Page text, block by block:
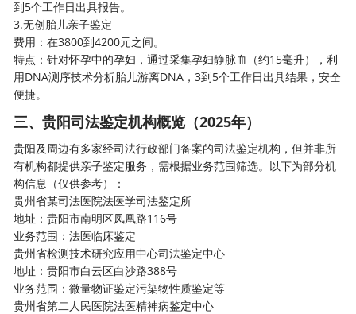
到5个工作日出具报告。
3.无创胎儿亲子鉴定
费用：在3800到4200元之间。
特点：针对怀孕中的孕妇，通过采集孕妇静脉血（约15毫升），利
用DNA测序技术分析胎儿游离DNA，3到5个工作日出具结果，安全
便捷。
三、贵阳司法鉴定机构概览（2025年）
贵阳及周边有多家经司法行政部门备案的司法鉴定机构，但并非所
有机构都提供亲子鉴定服务，需根据业务范围筛选。以下为部分机
构信息（仅供参考）：
贵州省某司法医院法医学司法鉴定所
地址：贵阳市南明区凤凰路116号
业务范围：法医临床鉴定
贵州省检测技术研究应用中心司法鉴定中心
地址：贵阳市白云区白沙路388号
业务范围：微量物证鉴定污染物性质鉴定等
贵州省第二人民医院法医精神病鉴定中心